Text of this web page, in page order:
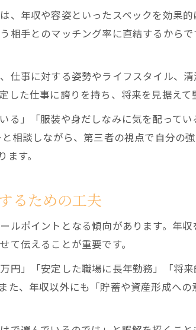
、年収や容姿といったスペックを効果
相手とのマッチング率に直結するから
仕事に対する姿勢やライフスタイル、
た仕事に誇りを持ち、将来を見据え
る」「服装や身だしなみに気を配って
相談しながら、第三者の視点で自分の
す。
るための工夫
ルポイントとなる傾向があります。年
て伝えることが重要です。
円」「安定した職場に長年勤務」「将
た、年収以外にも「貯蓄や資産形成へ